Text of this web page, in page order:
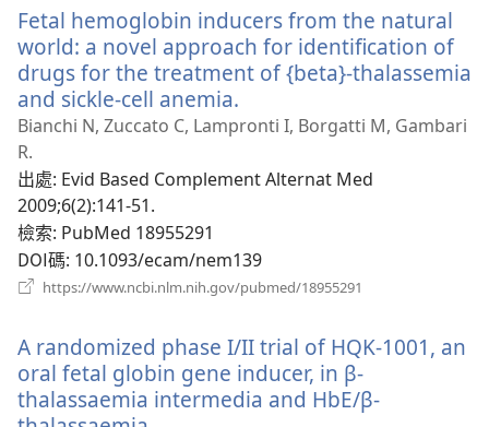
Fetal hemoglobin inducers from the natural
world: a novel approach for identification of
drugs for the treatment of {beta}-thalassemia
and sickle-cell anemia.
啟
視
Bianchi N, Zuccato C, Lampronti I, Borgatti M, Gambari
R.
出處‎: Evid Based Complement Alternat Med
2009;6(2):141-51.
檢索‎: PubMed 18955291
DOI碼‎: 10.1093/ecam/nem139
https://www.ncbi.nlm.nih.gov/pubmed/18955291
視
A randomized phase I/II trial of HQK-1001, an
oral fetal globin gene inducer, in β-
thalassaemia intermedia and HbE/β-